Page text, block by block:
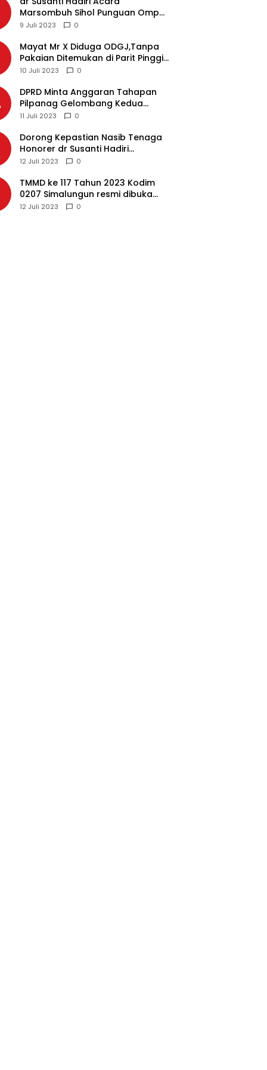
Marsombuh Sihol Punguan Ompu
Simataraja Raja Simarmata Dohot
9 Juli 2023 0
Mayat Mr X Diduga ODGJ,Tanpa
Pakaian Ditemukan di Parit Pinggir
Jalan Medan
10 Juli 2023 0
DPRD Minta Anggaran Tahapan
Pilpanag Gelombang Kedua
Dicairkan di Nagori Masing-
11 Juli 2023 0
Dorong Kepastian Nasib Tenaga
Honorer dr Susanti Hadiri
Rakernas APEKSI 2023 di Makassar
12 Juli 2023 0
TMMD ke 117 Tahun 2023 Kodim
0207 Simalungun resmi dibuka
Bupati Simalungun
12 Juli 2023 0